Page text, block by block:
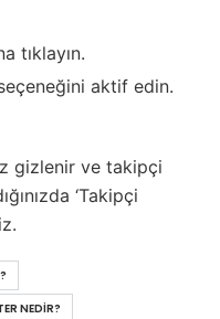
tıklayın.
aktif edin.
gizlenir ve takipçi
‘Takipçi
NEDIR?